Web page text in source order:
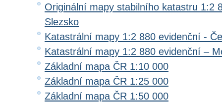
Originální mapy stabilního katastru 1:2
Slezsko
Katastrální mapy 1:2 880 evidenční -
Katastrální mapy 1:2 880 evidenční –
Základní mapa ČR 1:10 000
Základní mapa ČR 1:25 000
Základní mapa ČR 1:50 000